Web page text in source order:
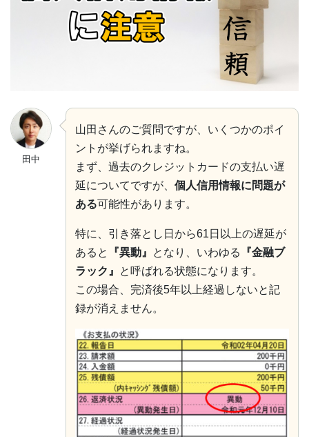
田中
山田さんのご質問ですが、いくつかのポイ
ントが挙げられますね。
まず、過去のクレジットカードの支払い遅
延についてですが、 個人信用情報に問題が
ある可能性があります。
特に、引き落とし日から61日以上の遅延が
あると
『異動』 となり、いわゆる
『金融ブ
ラック』
と呼ばれる状態になります。
この場合、完済後5年以上経過しないと記
録が消えません。